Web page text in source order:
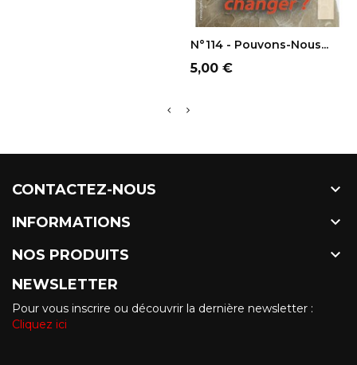
AJOUTER AU
PANIER
N°114 - Pouvons-Nous...
Prix
5,00 €
CONTACTEZ-NOUS 
INFORMATIONS 
NOS PRODUITS 
NEWSLETTER
Pour vous inscrire ou découvrir la dernière newsletter :
Cliquez ici